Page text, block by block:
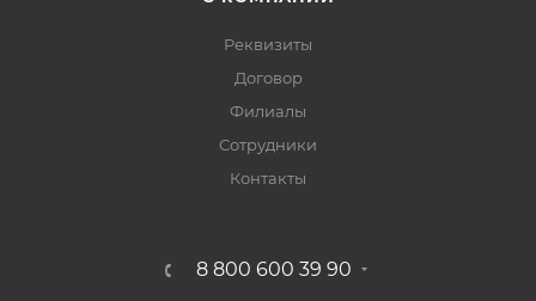
Реквизиты
Договор
Филиалы
Сотрудники
Контакты
8 800 600 39 90